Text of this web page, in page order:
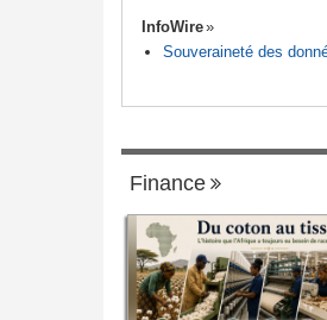
InfoWire
Souveraineté des
Finance